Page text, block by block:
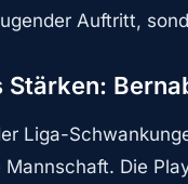
Auftritt,
Stärken:
Liga-
Mannschaft. Die